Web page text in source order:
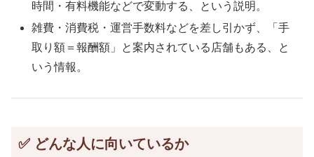
時間・有料機能などで変動する、という説明。
雑費・消費税・運営手数料などを差し引かず、「手
取り額＝報酬額」と案内されている店舗もある、と
いう情報。
✅ どんな人に向いているか